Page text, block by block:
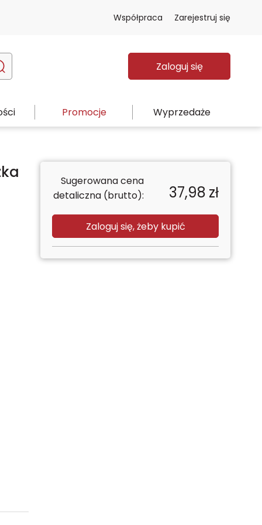
Współpraca Zarejestruj się
Zaloguj się
Promocje Wyprzedaże
Sugerowana cena
detaliczna (brutto):
37,98 zł
Zaloguj się, żeby kupić